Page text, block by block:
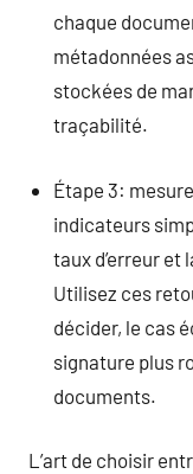
chaque
métadonnées
stockées de
traçabilité.
Étape 3:
indicateurs
taux d’erreur
Utilisez ces
décider, le cas
signature plus
documents.
L’art de choisir